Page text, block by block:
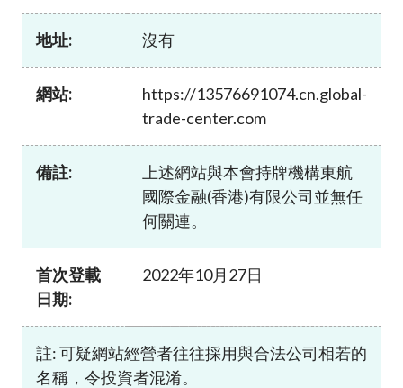
新聞稿及公布
加入本會
地址: 沒有
網站:
https://13576691074.cn.global-
trade-center.com
備註:
上述網站與本會持牌機構東航
國際金融(香港)有限公司並無任
何關連。
首次登載
日期:
2022年10月27日
註: 可疑網站經營者往往採用與合法公司相若的
名稱，令投資者混淆。